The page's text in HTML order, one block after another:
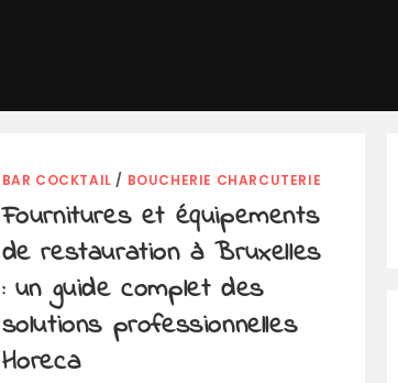
BAR COCKTAIL / BOUCHERIE CHARCUTERIE
Fournitures et équipements
de restauration à Bruxelles
: un guide complet des
solutions professionnelles
Horeca